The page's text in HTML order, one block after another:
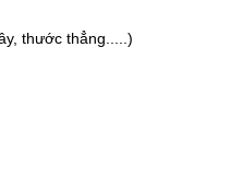
thước thẳng.....)